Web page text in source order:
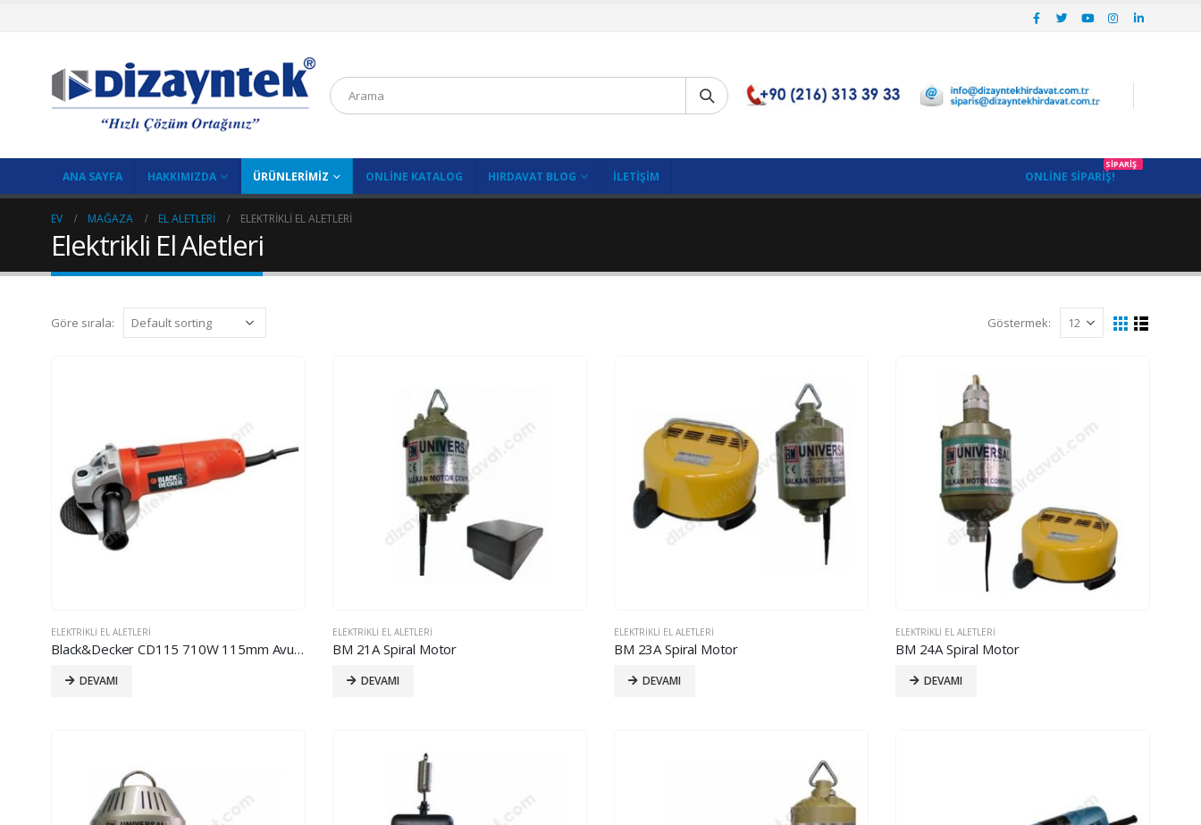
ANA SAYFA HAKKIMIZDA ÜRÜNLERIMIZ ONLINE KATALOG HIRDAVAT BLOG İLETIŞIM ONLINE SIPARIŞ!
SIPARIŞ
EV MAĞAZA EL ALETLERI ELEKTRIKLI EL ALETLERI
Elektrikli El Aletleri
Göre sırala: Göstermek:
ELEKTRIKLI EL ALETLERI
Black&Decker CD115 710W 115mm Avuç Taşlama
DEVAMI
ELEKTRIKLI EL ALETLERI
BM 21A Spiral Motor
DEVAMI
ELEKTRIKLI EL ALETLERI
BM 23A Spiral Motor
DEVAMI
ELEKTRIKLI EL ALETLERI
BM 24A Spiral Motor
DEVAMI